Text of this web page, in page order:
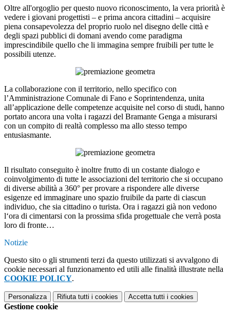
Oltre all'orgoglio per questo nuovo riconoscimento, la vera priorità è
vedere i giovani progettisti – e prima ancora cittadini – acquisire
piena consapevolezza del proprio ruolo nel disegno delle città e
degli spazi pubblici di domani avendo come paradigma
imprescindibile quello che li immagina sempre fruibili per tutte le
possibili utenze.
La collaborazione con il territorio, nello specifico con
l’Amministrazione Comunale di Fano e Soprintendenza, unita
all’applicazione delle competenze acquisite nel corso di studi, hanno
portato ancora una volta i ragazzi del Bramante Genga a misurarsi
con un compito di realtà complesso ma allo stesso tempo
entusiasmante.
Il risultato conseguito è inoltre frutto di un costante dialogo e
coinvolgimento di tutte le associazioni del territorio che si occupano
di diverse abilità a 360° per provare a rispondere alle diverse
esigenze ed immaginare uno spazio fruibile da parte di ciascun
individuo, che sia cittadino o turista. Ora i ragazzi già non vedono
l‘ora di cimentarsi con la prossima sfida progettuale che verrà posta
loro di fronte…
Notizie
Questo sito o gli strumenti terzi da questo utilizzati si avvalgono di
cookie necessari al funzionamento ed utili alle finalità illustrate nella
COOKIE POLICY.
Personalizza Rifiuta tutti i cookies Accetta tutti i cookies
Gestione cookie